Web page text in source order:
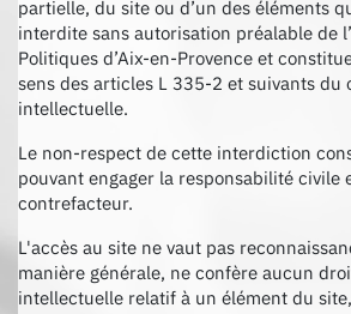
partielle, du site ou d’un des éléments
interdite sans autorisation préalable de
Politiques d’Aix-en-Provence et
sens des articles L 335-2 et suivants du
intellectuelle.
Le non-respect de cette interdiction
pouvant engager la responsabilité civile
contrefacteur.
L'accès au site ne vaut pas
manière générale, ne confère aucun
intellectuelle relatif à un élément du